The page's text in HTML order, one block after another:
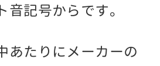
記号からです。
あたりにメーカーの